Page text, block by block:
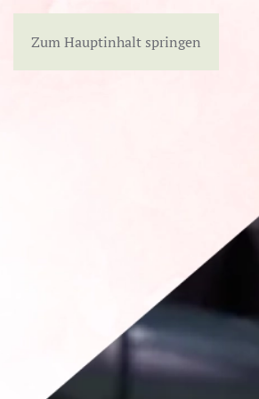
Zum Hauptinhalt springen